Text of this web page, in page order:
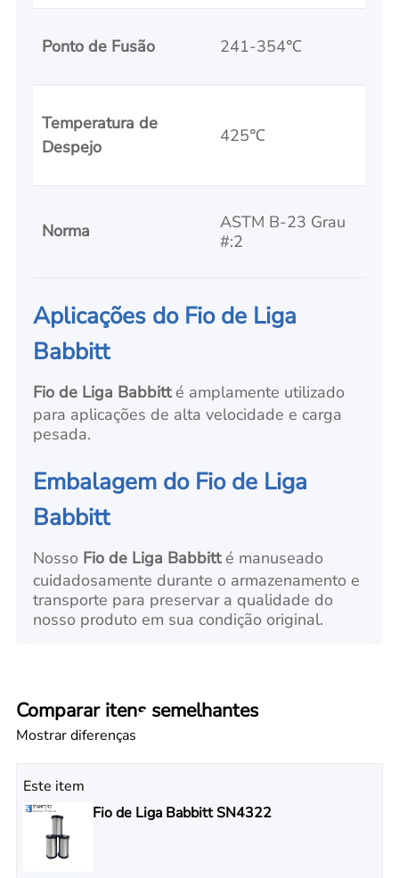
Ponto de Fusão 241-354℃
Temperatura de
Despejo
425℃
Norma
ASTM B-23 Grau
#:2
Aplicações do Fio de Liga
Babbitt
Fio de Liga Babbitté amplamente utilizado
para aplicações de alta velocidade e carga
pesada.
Embalagem do Fio de Liga
Babbitt
Nosso Fio de Liga Babbitté manuseado
cuidadosamente durante o armazenamento e
transporte para preservar a qualidade do
nosso produto em sua condição original.
Comparar itens semelhantes
Mostrar diferenças
Este item
Fio de Liga Babbitt SN4322